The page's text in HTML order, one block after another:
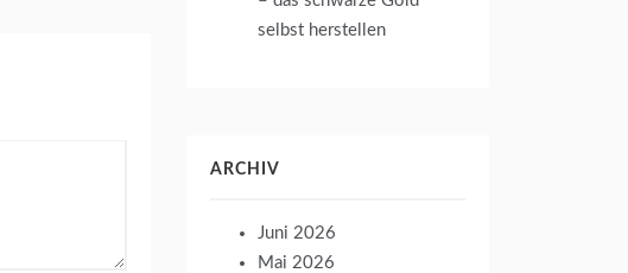
selbst herstellen
ARCHIV
Juni 2026
Mai 2026